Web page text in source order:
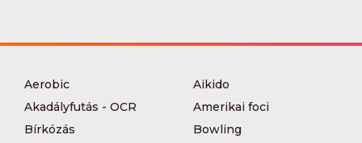
Aerobic
Aikido
Akadályfutás - OCR
Amerikai foci
Bírkózás
Bowling